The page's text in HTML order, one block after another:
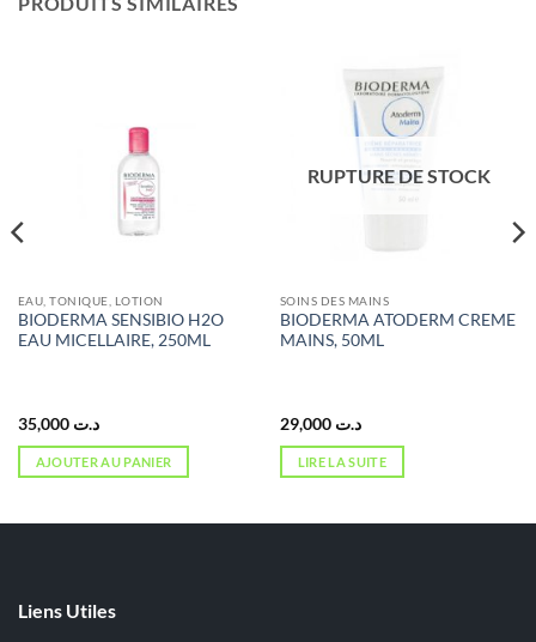
EAU, TONIQUE, LOTION
BIODERMA SENSIBIO H2O
EAU MICELLAIRE, 250ML
د.ت 35,000
AJOUTER AU PANIER
RUPTURE DE STOCK
SOINS DES MAINS
BIODERMA ATODERM CREME
MAINS, 50ML
د.ت 29,000
LIRE LA SUITE
Liens Utiles